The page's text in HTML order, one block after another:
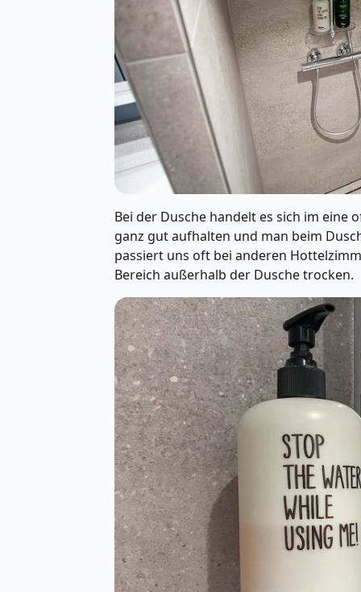
Bei der Dusche handelt es sich im eine
ganz gut aufhalten und man beim
passiert uns oft bei anderen
Bereich außerhalb der Dusche trocken.